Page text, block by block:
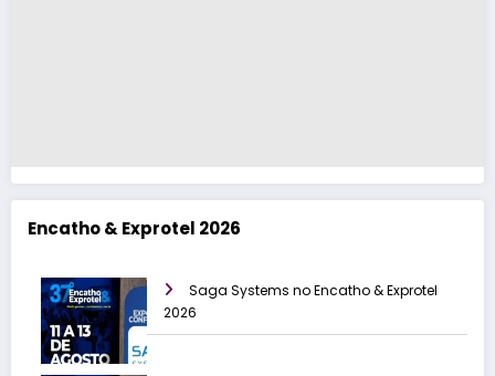
Encatho & Exprotel 2026
Saga Systems no Encatho & Exprotel
2026